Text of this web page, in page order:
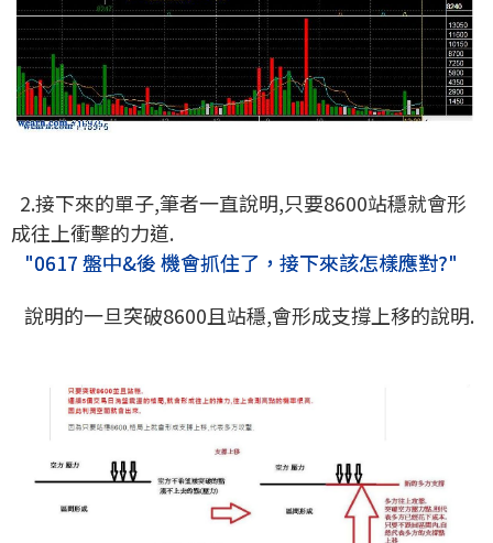
2.接下來的單子,筆者一直說明,只要8600站穩就會形
成往上衝擊的力道.
"0617 盤中&後 機會抓住了，接下來該怎樣應對?"
說明的一旦突破8600且站穩,會形成支撐上移的說明.